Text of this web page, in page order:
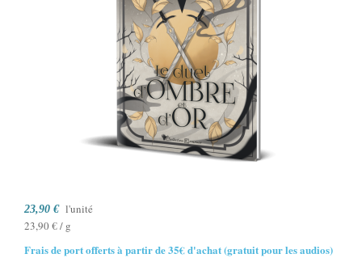
23,90 € l'unité
23,90 € / g
Frais de port offerts à partir de 35€ d'achat (gratuit pour les audios)